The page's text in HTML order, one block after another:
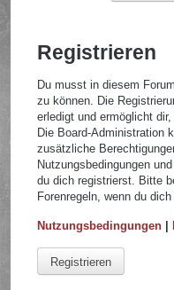
Registrieren
Du musst in diesem
zu können. Die
erledigt und ermöglicht
Die Board-Administration
zusätzliche
Nutzungsbedingungen
du dich registrierst. Bitte
Forenregeln, wenn du
Nutzungsbedingungen |
Registrieren